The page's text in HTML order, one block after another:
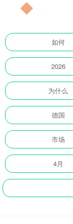
如何
2026
为什么
德国
市场
4月